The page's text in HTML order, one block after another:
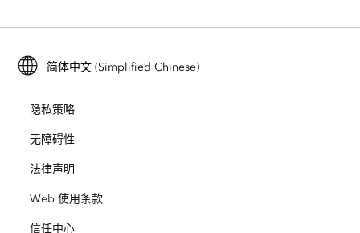
Esri Store
用户研究和测试
Esri 年轻专家关系网
培训
ArcUser
ArcNews
ArcWatch
Esri Press
招贤纳士
开放视野
业务行为准则
ArcGIS for Student Use
保护
教育
简体中文 (Simplified Chinese)
隐私策略
无障碍性
法律声明
Web 使用条款
信任中心